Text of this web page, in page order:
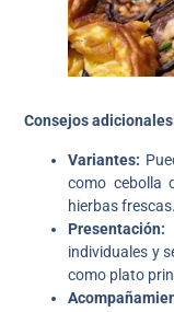
Consejos
Variantes:
como cebolla
hierbas frescas.
Presentación:
individuales y
como plato